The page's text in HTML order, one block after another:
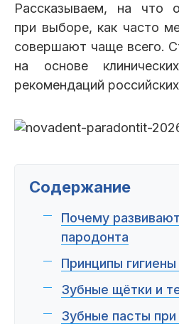
Пациентам База
Гарантии
Сотрудники
Рассказываем, на что
при выборе, как часто
совершают чаще всего.
на основе
рекомендаций
Содержание
Почему
пародонта
Принципы
Зубные щётки и
Зубные пасты при